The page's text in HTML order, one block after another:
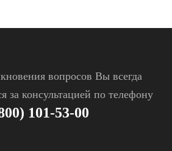
вопросов Вы всегда
за консультацией по телефону
101-53-00